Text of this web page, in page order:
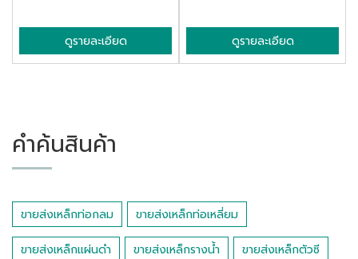
ดูรายละเอียด ดูรายละเอียด
คำค้นสินค้า
ขายส่งเหล็กท่อกลม ขายส่งเหล็กท่อเหลี่ยม
ขายส่งเหล็กแผ่นดำ ขายส่งเหล็กรางน้ำ ขายส่งเหล็กตัวซี